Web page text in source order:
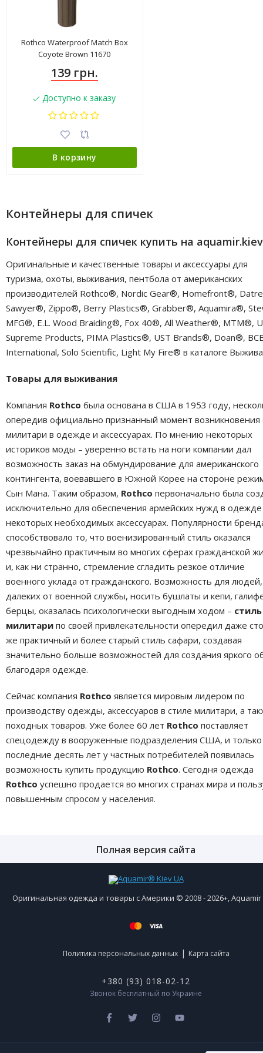
Rothco Waterproof Match Box
Coyote Brown 11670
139 грн.
Доступно к заказу
В корзину
Контейнеры для спичек
Контейнеры для спичек купить на
Оригинальные и качественные товары и аксессуары для
туризма, охоты, выживания, пентбола от американских
производителей Rothco®, Nordic Gear®, Homefront®,
Sawyer®, Zippo®, Berry Plastics®, Grabber®, Aquamira®,
MFG®, E.L. Wood Braiding®, Fox 40®, All Weather®, MTM®,
Supreme Products, PIMA Plastics®, UST Brands®, Doan®,
International, Solo Scientific, Light My Fire® в каталоге
Товары для выживания
Компания Rothco была основана в США в 1953 году,
опередив официально признанный момент возникновения
милитари в одежде и аксессуарах. По мнению некоторых
историков моды – уверенно встать на ноги компании дал
возможность заказ на обмундирование для американского
контингента, воевавшего в Южной Корее на стороне
Сын Мана. Таким образом, Rothco первоначально была
исключительно для обеспечения армейских нужд в
некоторых необходимых аксессуарах. Популярности
способствовало то, что военизированный стиль оказался
чрезвычайно практичным во многих сферах гражданской
и, как ни странно, стремление сгладить резкое отличие
военного уклада от гражданского. Возможность для людей,
далеких от военной службы, носить бушлаты и кепи,
берцы, оказалась психологически выгодным ходом – стиль
милитари по своей привлекательности опередил даже
же практичный и более старый стиль сафари, создавая
значительно больше возможностей для создания яркого
благодаря одежде.
Сейчас компания Rothco является мировым лидером по
производству одежды, аксессуаров в стиле милитари, а
походных товаров. Уже более 60 лет Rothco поставляет
спецодежду в вооруженные подразделения США, и только
последние десять лет у частных потребителей появилась
возможность купить продукцию Rothco. Сегодня одежда
Rothco успешно продается во многих странах мира и
повышенным спросом у населения.
Полная версия сайта
Оригинальная одежда и товары с Америки © 2008 - 2026+,
Политика персональных данных | Карта сайта
+380 (93) 018-02-12
Звонок бесплатный по Украине